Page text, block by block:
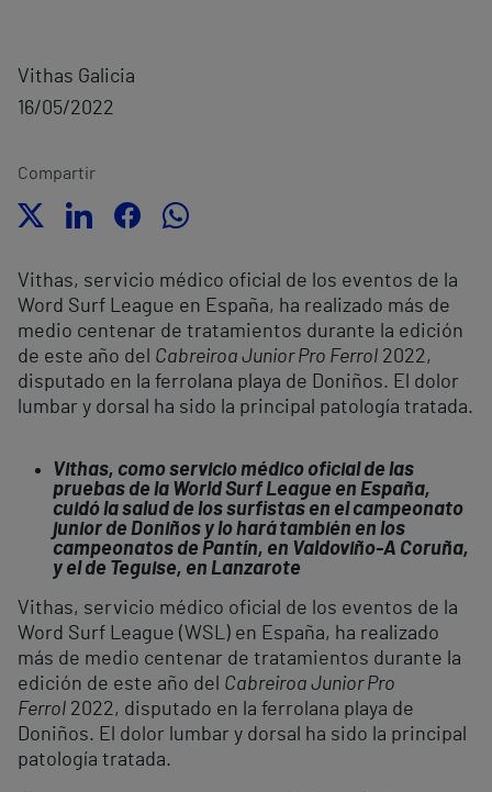
Vithas Galicia
16/05/2022
Compartir
Vithas, servicio médico oficial de los eventos de la
Word Surf League en España, ha realizado más de
medio centenar de tratamientos durante la edición
de este año del Cabreiroa Junior Pro Ferrol 2022,
disputado en la ferrolana playa de Doniños. El dolor
lumbar y dorsal ha sido la principal patología tratada.
Vithas, como servicio médico oficial de las
pruebas de la World Surf League en España,
cuidó la salud de los surfistas en el campeonato
junior de Doniños y lo hará también en los
campeonatos de Pantín, en Valdoviño-A Coruña,
y el de Teguise, en Lanzarote
Vithas, servicio médico oficial de los eventos de la
Word Surf League (WSL) en España, ha realizado
más de medio centenar de tratamientos durante la
edición de este año del Cabreiroa Junior Pro
Ferrol 2022, disputado en la ferrolana playa de
Doniños. El dolor lumbar y dorsal ha sido la principal
patología tratada.